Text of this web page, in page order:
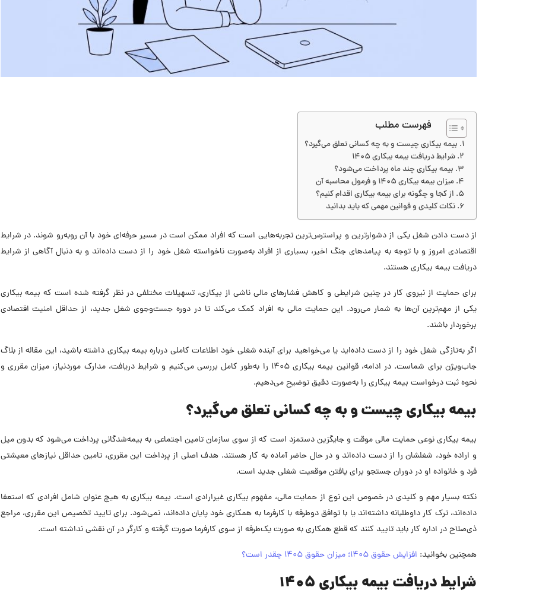
فهرست مطلب
بیمه بیکاری چیست و به چه کسانی تعلق می‌گیرد؟
شرایط دریافت بیمه بیکاری ۱۴۰۵
بیمه بیکاری چند ماه پرداخت می‌شود؟
میزان بیمه بیکاری 1405 و فرمول محاسبه آن
از کجا و چگونه برای بیمه بیکاری اقدام کنیم؟
نکات کلیدی و قوانین مهمی که باید بدانید
از دست دادن شغل یکی از دشوارترین و پراسترس‌ترین تجربه‌هایی است که افراد ممکن است در مسیر حرفه‌ای خود با آن روبه‌رو شوند. در شرایط
اقتصادی امروز و با توجه به پیامدهای جنگ اخیر، بسیاری از افراد به‌صورت ناخواسته شغل خود را از دست داده‌اند و به دنبال آگاهی از شرایط
دریافت بیمه بیکاری هستند.
برای حمایت از نیروی کار در چنین شرایطی و کاهش فشارهای مالی ناشی از بیکاری، تسهیلات مختلفی در نظر گرفته شده است که بیمه بیکاری
یکی از مهم‌ترین آن‌ها به شمار می‌رود. این حمایت مالی به افراد کمک می‌کند تا در دوره جست‌وجوی شغل جدید، از حداقل امنیت اقتصادی
برخوردار باشند.
اگر به‌تازگی شغل خود را از دست داده‌اید یا می‌خواهید برای آینده شغلی خود اطلاعات کاملی درباره بیمه بیکاری داشته باشید، این مقاله از بلاگ
جاب‌ویژن برای شماست. در ادامه، قوانین بیمه بیکاری ۱۴۰۵ را به‌طور کامل بررسی می‌کنیم و شرایط دریافت، مدارک موردنیاز، میزان مقرری و
نحوه ثبت درخواست بیمه بیکاری را به‌صورت دقیق توضیح می‌دهیم.
بیمه بیکاری چیست و به چه کسانی تعلق می‌گیرد؟
بیمه بیکاری نوعی حمایت مالی موقت و جایگزین دستمزد است که از سوی سازمان تامین اجتماعی به بیمه‌شدگانی پرداخت می‌شود که بدون میل
و اراده خود، شغلشان را از دست داده‌اند و در حال حاضر آماده به کار هستند. هدف اصلی از پرداخت این مقرری، تامین حداقل نیازهای معیشتی
فرد و خانواده او در دوران جستجو برای یافتن موقعیت شغلی جدید است.
نکته بسیار مهم و کلیدی در خصوص این نوع از حمایت مالی، مفهوم بیکاری غیرارادی است. بیمه بیکاری به هیچ عنوان شامل افرادی که استعفا
داده‌اند، ترک کار داوطلبانه داشته‌اند یا با توافق دوطرفه با کارفرما به همکاری خود پایان داده‌اند، نمی‌شود. برای تایید تخصیص این مقرری، مراجع
ذی‌صلاح در اداره کار باید تایید کنند که قطع همکاری به صورت یک‌طرفه از سوی کارفرما صورت گرفته و کارگر در آن نقشی نداشته است.
همچنین بخوانید: افزایش حقوق 1405؛ میزان حقوق 1405 چقدر است؟
شرایط دریافت بیمه بیکاری ۱۴۰۵